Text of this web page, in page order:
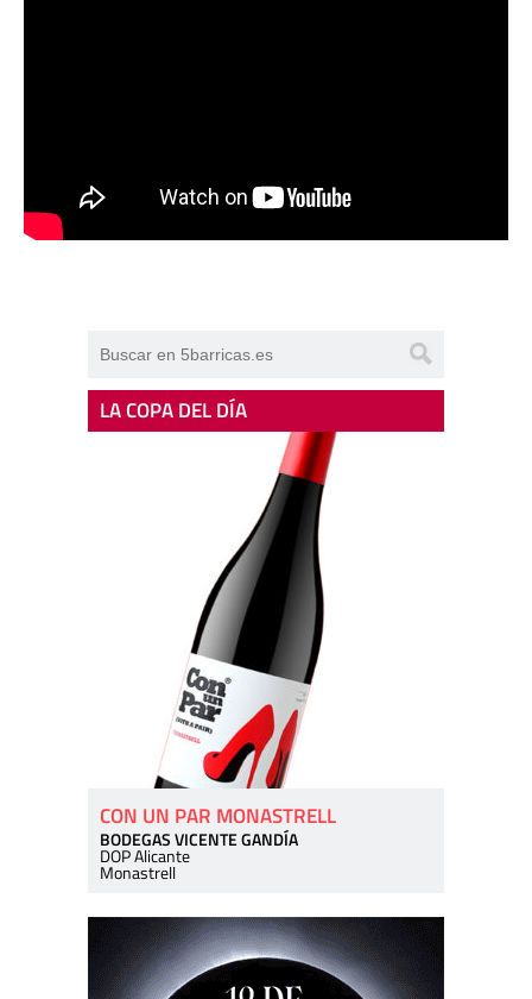
LA COPA DEL DÍA
CON UN PAR MONASTRELL
BODEGAS VICENTE GANDÍA
DOP Alicante
Monastrell